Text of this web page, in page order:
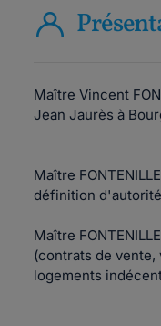
Maître Vincent
Jean Jaurès à
Maître
définition
Maître
(contrats de
logements